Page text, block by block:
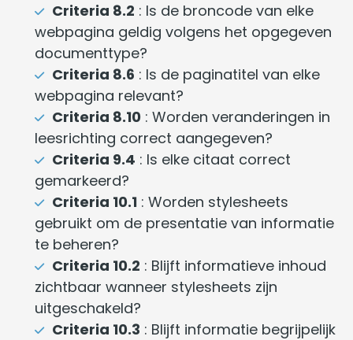
Criteria 8.2 : Is de broncode van elke
webpagina geldig volgens het opgegeven
documenttype?
Criteria 8.6 : Is de paginatitel van elke
webpagina relevant?
Criteria 8.10 : Worden veranderingen in
leesrichting correct aangegeven?
Criteria 9.4 : Is elke citaat correct
gemarkeerd?
Criteria 10.1 : Worden stylesheets
gebruikt om de presentatie van informatie
te beheren?
Criteria 10.2 : Blijft informatieve inhoud
zichtbaar wanneer stylesheets zijn
uitgeschakeld?
Criteria 10.3 : Blijft informatie begrijpelijk